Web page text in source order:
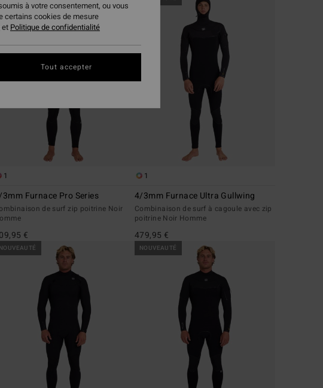
1
Furnace Pro Series
de surf zip poitrine Noir
€
1
4/3mm Furnace Ultra Gullwing
Combinaison de surf à cagoule avec zip
poitrine Noir Homme
479,95 €
NOUVEAUTÉ NOUVEAUTÉ
à votre consentement, ou vous
certains cookies de mesure
et Politique de confidentialité
Tout accepter